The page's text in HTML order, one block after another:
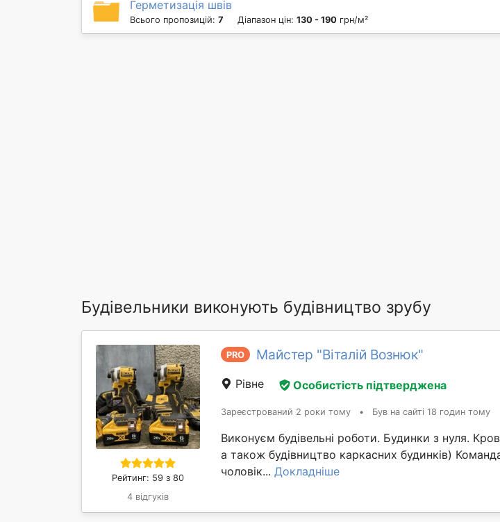
Герметизація швів
Всього пропозицій: 7 Діапазон цін: 130 - 190 грн/м²
Будівельники виконують будівництво зрубу
Рейтинг: 59 з 80
4 відгуків
PRO Майстер "Віталій Вознюк"
Рівне Особистість підтверджена
Зареєстрований 2 роки тому • Був на сайті 18 годин тому
Виконуєм будівельні роботи. Будинки з нуля.
а також будівництво каркасних будинків)
чоловік... Докладніше